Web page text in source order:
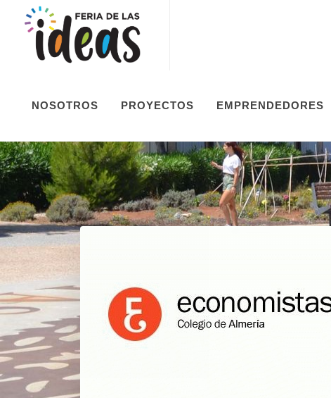
NOSOTROS PROYECTOS EMPRENDEDORES